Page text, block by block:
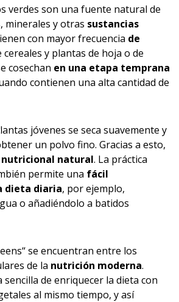
verdes son una fuente natural de
minerales y otras sustancias
con mayor frecuencia de
cereales y plantas de hoja o de
cosechan en una etapa temprana
contienen una alta cantidad de
jóvenes se seca suavemente y
un polvo fino. Gracias a esto,
natural. La práctica
permite una fácil
dieta diaria, por ejemplo,
o añadiéndolo a batidos
se encuentran entre los
de la nutrición moderna.
de enriquecer la dieta con
al mismo tiempo, y así